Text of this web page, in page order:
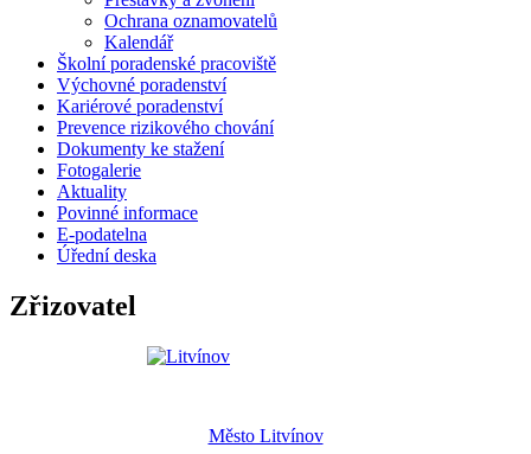
Ochrana oznamovatelů
Kalendář
Školní poradenské pracoviště
Výchovné poradenství
Kariérové poradenství
Prevence rizikového chování
Dokumenty ke stažení
Fotogalerie
Aktuality
Povinné informace
E-podatelna
Úřední deska
Zřizovatel
Město Litvínov